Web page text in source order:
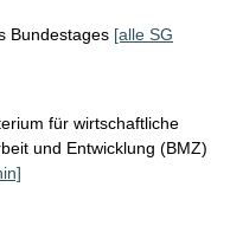
Bundestages [alle SG
für wirtschaftliche
und Entwicklung (BMZ)